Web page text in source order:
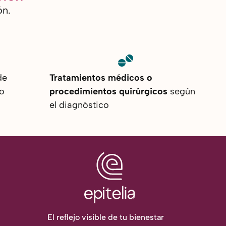
Tratamientos médicos o
procedimientos quirúrgicos según
el diagnóstico
El reflejo visible de tu bienestar